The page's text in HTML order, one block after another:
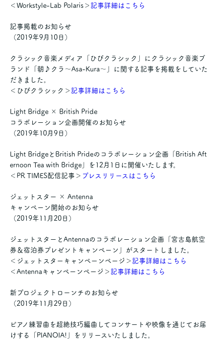
＜Workstyle-Lab Polaris＞ 記事詳細はこちら
記事掲載のお知らせ
（2019年9月10日）
クラシック音楽メディア「ひびクラシック」にクラシック音楽ブ
ランド「朝♪クラ～Asa-Kura～」に関する記事を掲載をしていた
だきました。
＜ひびクラシック＞ 記事詳細はこちら
Light Bridge × British Pride
コラボレーション企画開催のお知らせ
（2019年10月9日）
Light BridgeとBritish Prideのコラボレーション企画「British Aft
ernoon Tea with Bridge」を12月1日に開催いたします。
＜PR TIMES配信記事＞ プレスリリースはこちら
ジェットスター × Antenna
キャンペーン開始のお知らせ
（2019年11月20日）
ジェットスターとAntennaのコラボレーション企画「宮古島航空
券＆宿泊券プレゼントキャンペーン」がスタートしました。
＜ジェットスターキャンペーンページ＞ 記事詳細はこちら
＜Antennaキャンペーンページ＞ 記事詳細はこちら
新プロジェクトローンチのお知らせ
（2019年11月29日）
ピアノ練習曲を超絶技巧編曲してコンサートや映像を通じてお届
けする「PIANOIA!」をリリースいたしました。